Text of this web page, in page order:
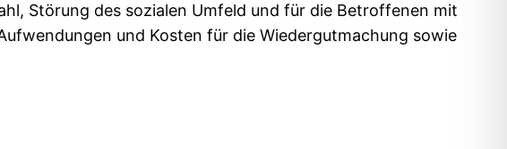
Störung des sozialen Umfeld und für die Betroffenen mit
und Kosten für die Wiedergutmachung sowie